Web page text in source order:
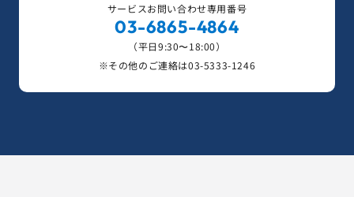
サービスお問い合わせ専用番号
03-6865-4864
（平日9:30〜18:00）
※その他のご連絡は03-5333-1246